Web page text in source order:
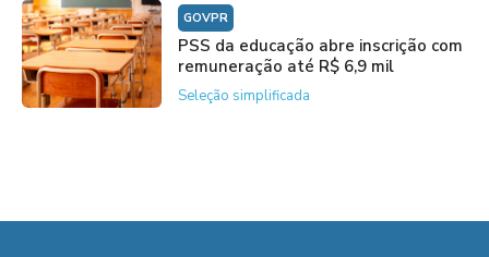
GOVPR
PSS da educação abre inscrição com
remuneração até R$ 6,9 mil
Seleção simplificada